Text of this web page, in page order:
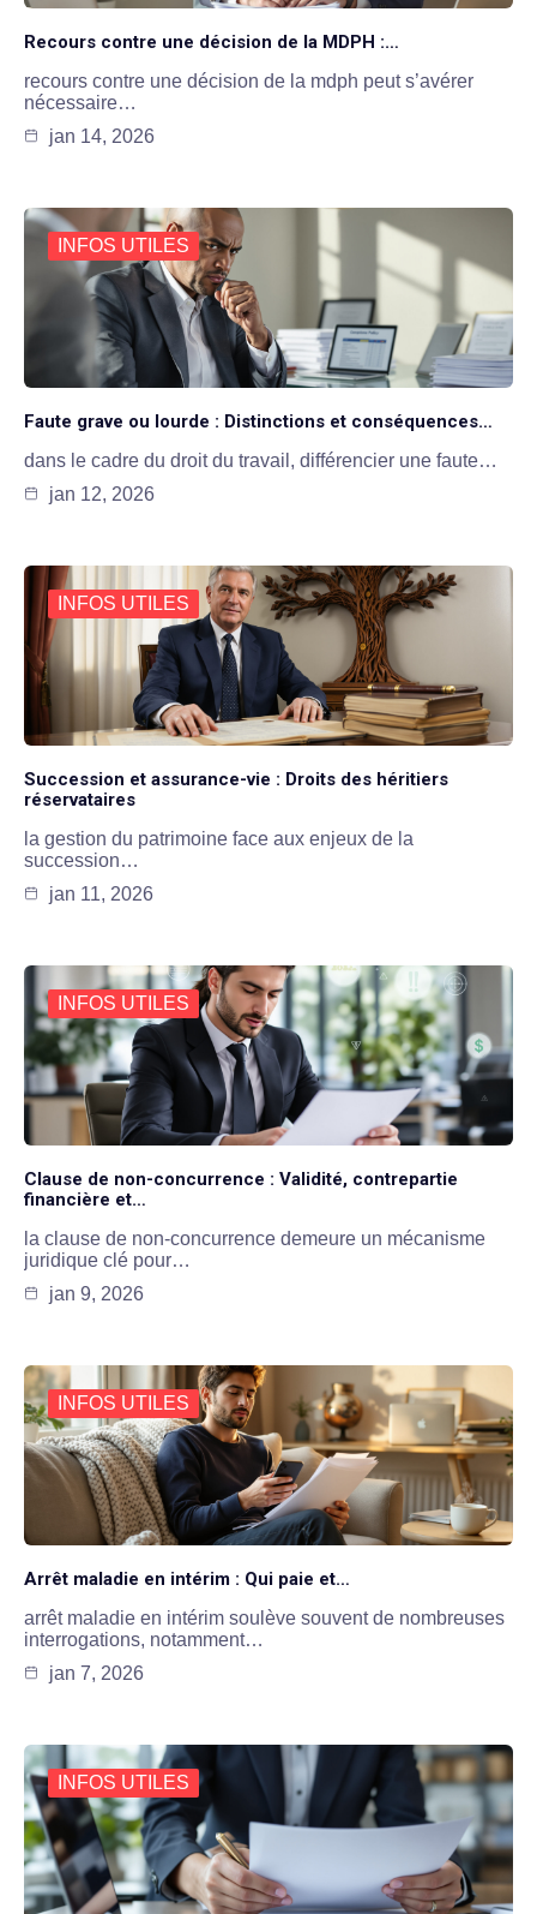
Recours contre une décision de la MDPH :…
recours contre une décision de la mdph peut s’avérer
nécessaire…
jan 14, 2026
INFOS UTILES
Faute grave ou lourde : Distinctions et conséquences…
dans le cadre du droit du travail, différencier une faute…
jan 12, 2026
INFOS UTILES
Succession et assurance-vie : Droits des héritiers
réservataires
la gestion du patrimoine face aux enjeux de la
succession…
jan 11, 2026
INFOS UTILES
Clause de non-concurrence : Validité, contrepartie
financière et…
la clause de non-concurrence demeure un mécanisme
juridique clé pour…
jan 9, 2026
INFOS UTILES
Arrêt maladie en intérim : Qui paie et…
arrêt maladie en intérim soulève souvent de nombreuses
interrogations, notamment…
jan 7, 2026
INFOS UTILES